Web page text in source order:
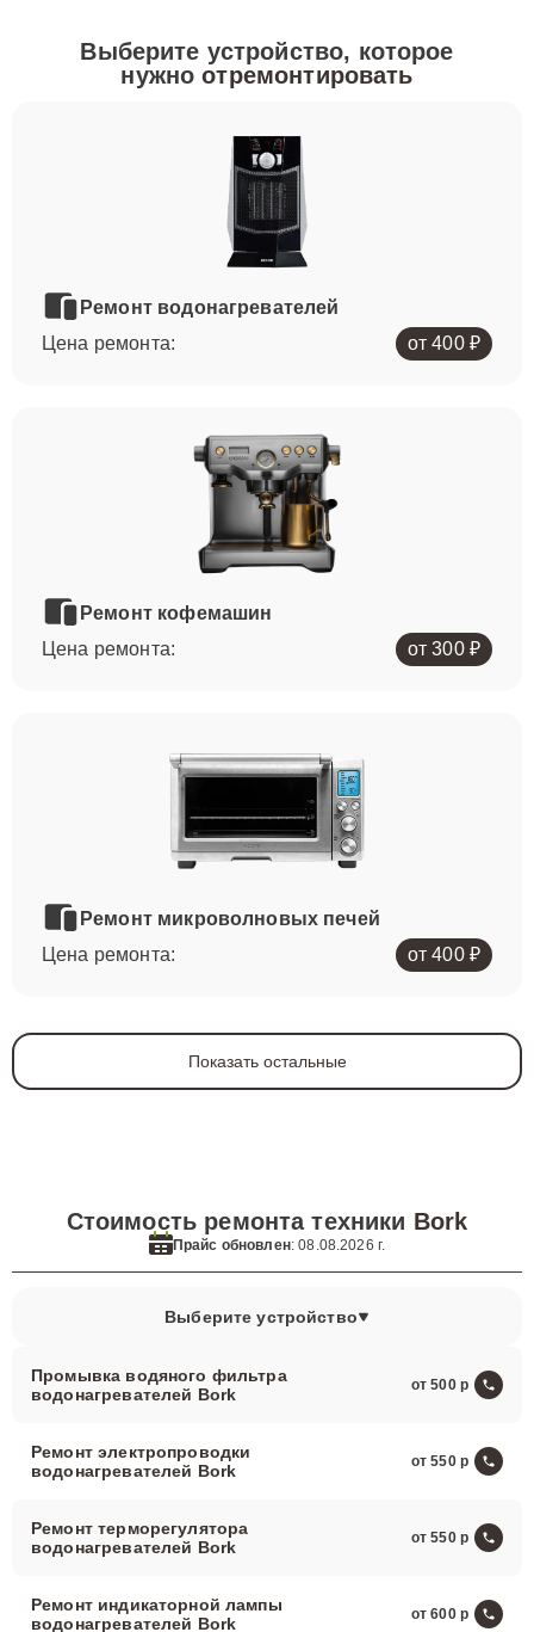
Выберите устройство, которое
нужноотремонтировать
Ремонт водонагревателей
Цена ремонта:
от 400 ₽
Ремонт кофемашин
Цена ремонта:
от 300 ₽
Ремонт микроволновых печей
Цена ремонта:
от 400 ₽
Показать остальные
Стоимость ремонта техники Bork
Прайс обновлен: 08.08.2026 г.
Выберите устройство
Промывка водяного фильтра
водонагревателей Bork
от 500
Ремонт электропроводки
водонагревателей Bork
от 550
Ремонт терморегулятора
водонагревателей Bork
от 550
Ремонт индикаторной лампы
водонагревателей Bork
от 600